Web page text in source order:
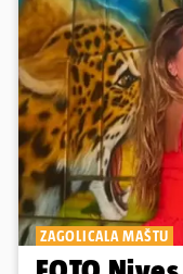
ZAGOLICALA MAŠTU